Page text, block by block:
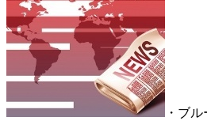
・ブ